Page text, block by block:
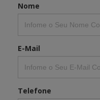
Nome
E-Mail
Telefone